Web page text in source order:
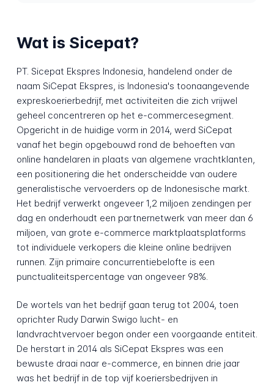
Wat is Sicepat?
PT. Sicepat Ekspres Indonesia, handelend onder de
naam SiCepat Ekspres, is Indonesia's toonaangevende
expreskoerierbedrijf, met activiteiten die zich vrijwel
geheel concentreren op het e-commercesegment.
Opgericht in de huidige vorm in 2014, werd SiCepat
vanaf het begin opgebouwd rond de behoeften van
online handelaren in plaats van algemene vrachtklanten,
een positionering die het onderscheidde van oudere
generalistische vervoerders op de Indonesische markt.
Het bedrijf verwerkt ongeveer 1,2 miljoen zendingen per
dag en onderhoudt een partnernetwerk van meer dan 6
miljoen, van grote e-commerce marktplaatsplatforms
tot individuele verkopers die kleine online bedrijven
runnen. Zijn primaire concurrentiebelofte is een
punctualiteitspercentage van ongeveer 98%.
De wortels van het bedrijf gaan terug tot 2004, toen
oprichter Rudy Darwin Swigo lucht- en
landvrachtvervoer begon onder een voorgaande entiteit.
De herstart in 2014 als SiCepat Ekspres was een
bewuste draai naar e-commerce, en binnen drie jaar
was het bedrijf in de top vijf koeriersbedrijven in